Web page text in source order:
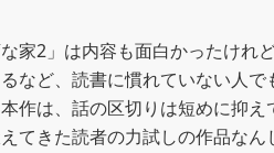
な家2」は内容も面白かったけ
など、読書に慣れていない人
作は、話の区切りは短めに抑
てきた読者の力試しの作品なん